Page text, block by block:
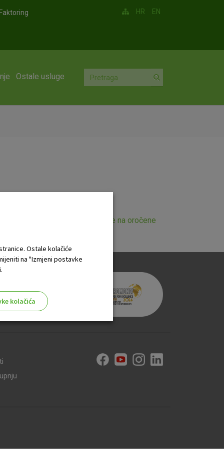
Faktoring HR EN
Ostale usluge
koji se odnosi na kamatne stope na oročene
Ostale kolačiće
na "Izmjeni postavke
kolačića